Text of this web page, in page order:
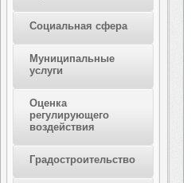
Социальная сфера
Муниципальные
услуги
Оценка
регулирующего
воздействия
Градостроительство